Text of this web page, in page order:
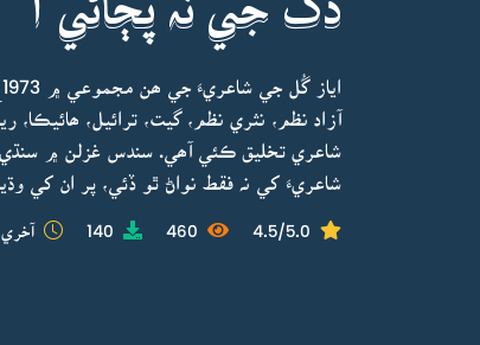
دک جي نہ پڄاڻي آ
آزاد نظم، نثري نظم، گيت، ترائيل، ھائيڪا،
شاعري تخليق ڪئي آھي. سندس غزلن ۾ سنڌي
شاعريءَ کي نہ فقط نواڻ ٿو ڏئي، پر ان کي
4.5/5.0
460
140 آخري